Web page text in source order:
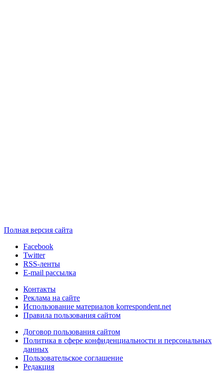
Полная версия сайта
Facebook
Twitter
RSS-ленты
E-mail рассылка
Контакты
Реклама на сайте
Использование материалов korrespondent.net
Правила пользования сайтом
Договор пользования сайтом
Политика в сфере конфиденциальности и персональных
данных
Пользовательское соглашение
Редакция